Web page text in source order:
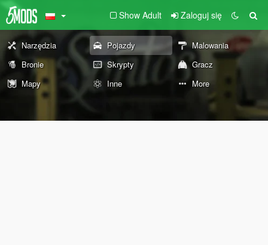
Show Adult Zaloguj się
Narzędzia Pojazdy
Malowania
Bronie
Skrypty
Gracz
Mapy
Inne More